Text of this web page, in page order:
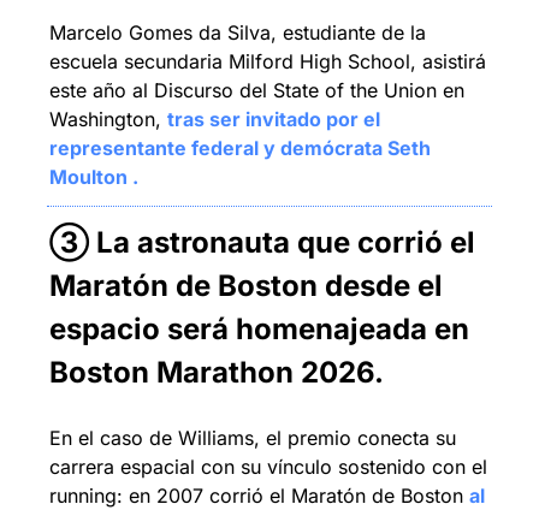
Marcelo Gomes da Silva, estudiante de la
escuela secundaria Milford High School, asistirá
este año al Discurso del State of the Union en
Washington, tras ser invitado por el
representante federal y demócrata Seth
Moulton .
③ La astronauta que corrió el
Maratón de Boston desde el
espacio será homenajeada en
Boston Marathon 2026.
En el caso de Williams, el premio conecta su
carrera espacial con su vínculo sostenido con el
running: en 2007 corrió el Maratón de Boston al